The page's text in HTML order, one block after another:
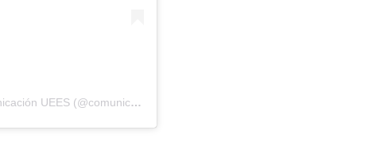
Una publicación compartida por Facultad de Comunicación UEES (@comunicacionuees)